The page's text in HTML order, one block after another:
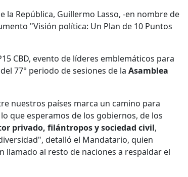
República, Guillermo Lasso, -en nombre de
"Visión política: Un Plan de 10 Puntos
CBD, evento de líderes emblemáticos para
77° periodo de sesiones de la Asamblea
nuestros países marca un camino para
que esperamos de los gobiernos, de los
privado, filántropos y sociedad civil,
detalló el Mandatario, quien
llamado al resto de naciones a respaldar el